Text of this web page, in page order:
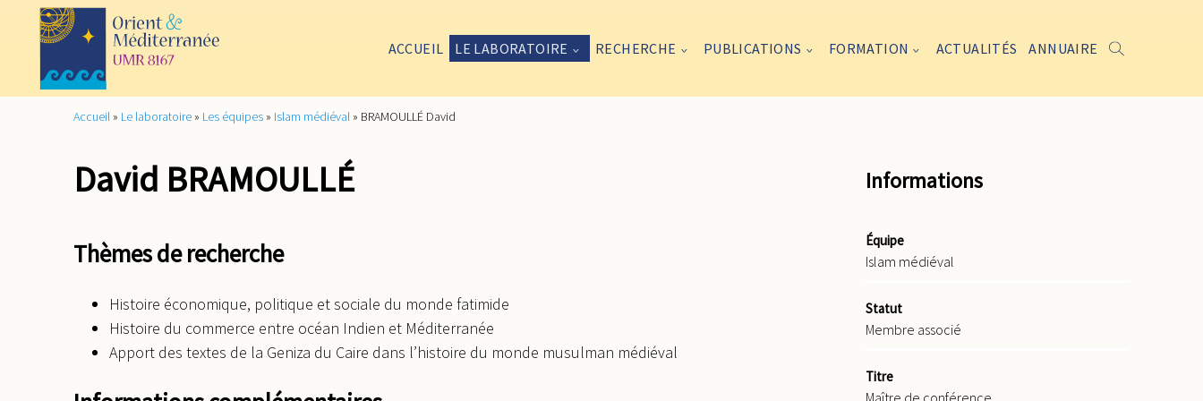
ACCUEIL LE LABORATOIRE RECHERCHE PUBLICATIONS FORMATION ACTUALITÉS ANNUAIRE
Accueil » Le laboratoire » Les équipes » Islam médiéval » BRAMOULLÉ David
David BRAMOULLÉ
Thèmes de recherche
Histoire économique, politique et sociale du monde fatimide
Histoire du commerce entre océan Indien et Méditerranée
Apport des textes de la Geniza du Caire dans l’histoire du monde musulman médiéval
Informations
Équipe
Islam médiéval
Statut
Membre associé
Titre
Maître de conférence